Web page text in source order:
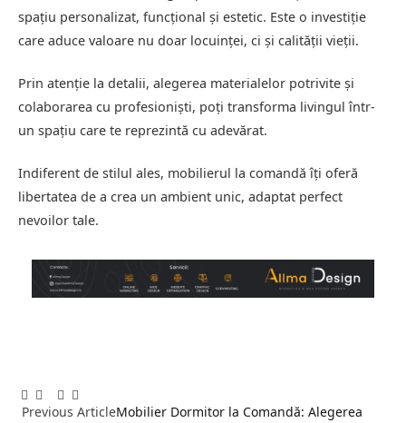
spațiu personalizat, funcțional și estetic. Este o investiție
care aduce valoare nu doar locuinței, ci și calității vieții.
Prin atenție la detalii, alegerea materialelor potrivite și
colaborarea cu profesioniști, poți transforma livingul într-
un spațiu care te reprezintă cu adevărat.
Indiferent de stilul ales, mobilierul la comandă îți oferă
libertatea de a crea un ambient unic, adaptat perfect
nevoilor tale.
Facebook
Twitter
Pinterest
LinkedIn
Tumblr
Previous ArticleMobilier Dormitor la Comandă: Alegerea